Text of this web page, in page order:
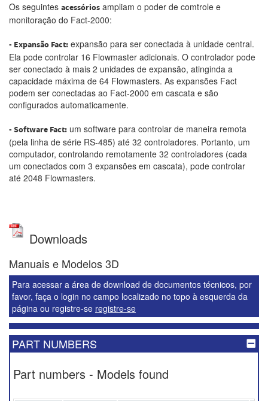
Os seguintes acessórios ampliam o poder de comtrole e
monitoração do Fact-2000:
- Expansão Fact: expansão para ser conectada à unidade central.
Ela pode controlar 16 Flowmaster adicionais. O controlador pode
ser conectado à mais 2 unidades de expansão, atinginda a
capacidade máxima de 64 Flowmasters. As expansões Fact
podem ser conectadas ao Fact-2000 em cascata e são
configurados automaticamente.
- Software Fact: um software para controlar de maneira remota
(pela linha de série RS-485) até 32 controladores. Portanto, um
computador, controlando remotamente 32 controladores (cada
um conectados com 3 expansões em cascata), pode controlar
até 2048 Flowmasters.
Downloads
Manuais e Modelos 3D
Para acessar a área de download de documentos técnicos, por
favor, faça o login no campo localizado no topo à esquerda da
página ou registre-se registre-se
PART NUMBERS
Part numbers - Models found